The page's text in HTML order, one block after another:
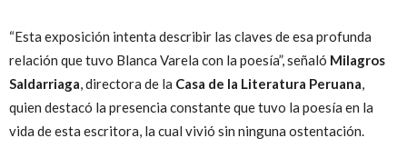
“Esta exposición intenta describir las claves de esa profunda
relación que tuvo Blanca Varela con la poesía”, señaló Milagros
Saldarriaga, directora de la Casa de la Literatura Peruana,
quien destacó la presencia constante que tuvo la poesía en la
vida de esta escritora, la cual vivió sin ninguna ostentación.